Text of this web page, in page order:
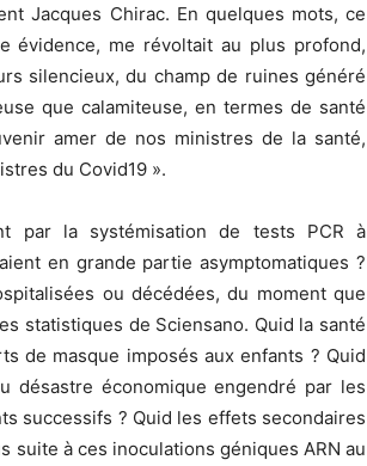
Jacques Chirac. En quelques mots, ce
évidence, me révoltait au plus profond,
silencieux, du champ de ruines généré
que calamiteuse, en termes de santé
amer de nos ministres de la santé,
du Covid19 ».
par la systémisation de tests PCR à
en grande partie asymptomatiques ?
ou décédées, du moment que
statistiques de Sciensano. Quid la santé
de masque imposés aux enfants ? Quid
désastre économique engendré par les
successifs ? Quid les effets secondaires
à ces inoculations géniques ARN au